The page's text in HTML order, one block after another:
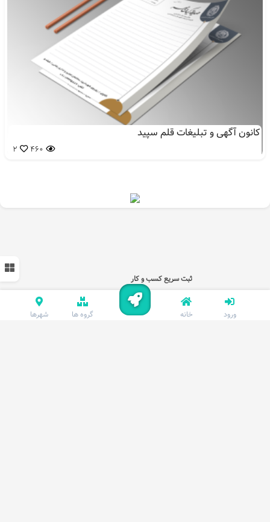
کانون آگهی و تبلیغات قلم سپید
460
2
ورود
ثبت سریع کسب و کار
شهرها گروه ها خانه